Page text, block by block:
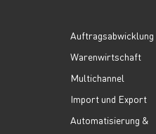
Auftragsabwicklung
Warenwirtschaft
Multichannel
Import und Export
Automatisierung &